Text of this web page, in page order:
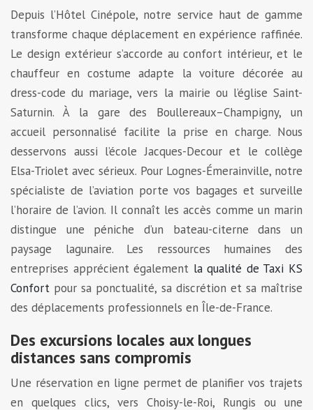
Depuis l’Hôtel Cinépole, notre service haut de gamme
transforme chaque déplacement en expérience raffinée.
Le design extérieur s’accorde au confort intérieur, et le
chauffeur en costume adapte la voiture décorée au
dress-code du mariage, vers la mairie ou l’église Saint-
Saturnin. À la gare des Boullereaux–Champigny, un
accueil personnalisé facilite la prise en charge. Nous
desservons aussi l’école Jacques-Decour et le collège
Elsa-Triolet avec sérieux. Pour Lognes-Émerainville, notre
spécialiste de l’aviation porte vos bagages et surveille
l’horaire de l’avion. Il connaît les accès comme un marin
distingue une péniche d’un bateau-citerne dans un
paysage lagunaire. Les ressources humaines des
entreprises apprécient également la qualité de Taxi KS
Confort pour sa ponctualité, sa discrétion et sa maîtrise
des déplacements professionnels en Île-de-France.
Des excursions locales aux longues
distances sans compromis
Une réservation en ligne permet de planifier vos trajets
en quelques clics, vers Choisy-le-Roi, Rungis ou une